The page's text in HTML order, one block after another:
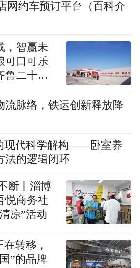
网约车预订平台（百科介
，智赢未
可口可乐
鲁二十载
流脉络，铁运创新释放降
现代科学解构——卧室养
法的逻辑闭环
断丨淄博
悦商务社
凉”活动
转移，
”的品牌